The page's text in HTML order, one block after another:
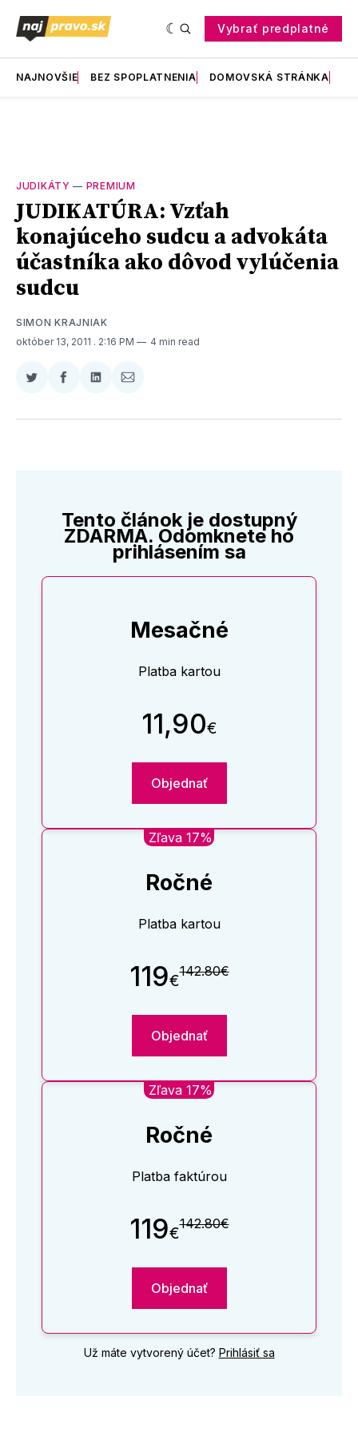
Vybrať predplatné
NAJNOVŠIE BEZ SPOPLATNENIA DOMOVSKÁ STRÁNKA
JUDIKÁTY — PREMIUM
JUDIKATÚRA: Vzťah
konajúceho sudcu a advokáta
účastníka ako dôvod vylúčenia
sudcu
SIMON KRAJNIAK
október 13, 2011 . 2:16 PM 4 min read
Zdieľať
Twitter
Zdieľať
Facebooku
Zdieľať
LinkedIne
Zdieľať
E-
Tento článok je dostupný
ZDARMA. Odomknete ho
prihlásením sa
Mesačné
Platba kartou
11,90€
Objednať
Zľava 17%
Ročné
Platba kartou
119€142.80€
Objednať
Zľava 17%
Ročné
Platba faktúrou
119€142.80€
Objednať
Už máte vytvorený účet? Prihlásiť sa